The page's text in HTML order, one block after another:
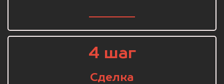
4 шаг
Сделка